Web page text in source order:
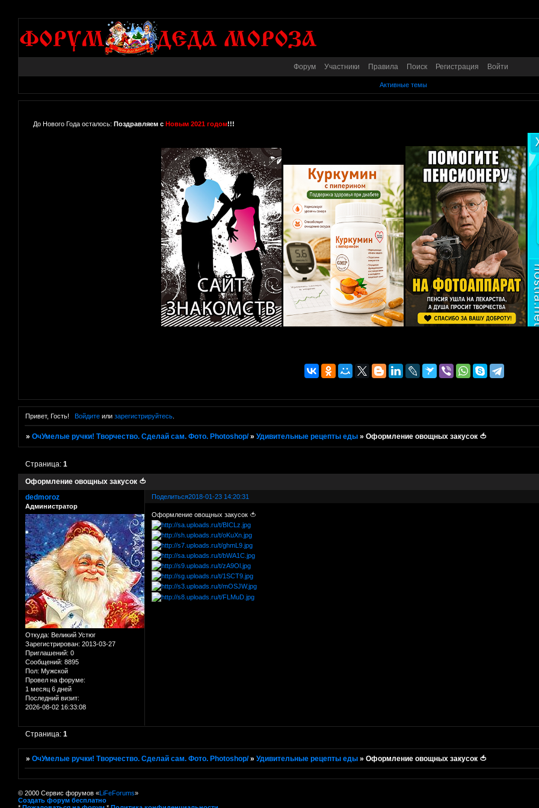
Форум Участники Правила Поиск Регистрация Войти
Активные темы
До Нового Года осталось: Поздравляем с Новым 2021 годом!!!
Привет, Гость! Войдитеили зарегистрируйтесь.
»ОчУмелые ручки! Творчество. Сделай сам. Фото. Photoshop/ »Удивительные рецепты еды »Оформление овощных закусок 🍅
Оформление овощных закусок 🍅
Страница:1
Поделиться2018-01-23 14:20:31
dedmoroz
Администратор
Откуда: Великий Устюг
Зарегистрирован: 2013-03-27
Приглашений: 0
Сообщений: 8895
Пол: Мужской
Провел на форуме:
1 месяц 6 дней
Последний визит:
2026-08-02 16:33:08
Оформление овощных закусок 🍅
Страница:1
»ОчУмелые ручки! Творчество. Сделай сам. Фото. Photoshop/ »Удивительные рецепты еды »Оформление овощных закусок 🍅
© 2000 Сервис форумов «LiFeForums»
Создать форум бесплатно